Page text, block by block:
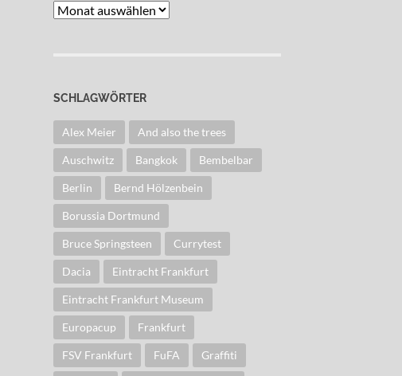
Archiv
SCHLAGWÖRTER
Alex Meier And also the trees
Auschwitz Bangkok Bembelbar
Berlin Bernd Hölzenbein
Borussia Dortmund
Bruce Springsteen Currytest
Dacia Eintracht Frankfurt
Eintracht Frankfurt Museum
Europacup Frankfurt
FSV Frankfurt FuFA Graffiti